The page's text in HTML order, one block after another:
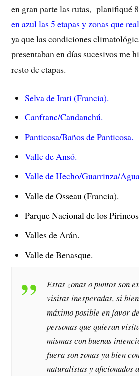
en gran parte las rutas, planifiqué
en azul las 5 etapas y zonas que
ya que las condiciones
presentaban en días sucesivos me
resto de etapas.
Selva de Irati (Francia).
Canfranc/Candanchú.
Panticosa/Baños de Panticosa.
Valle de Ansó.
Valle de Hecho/Guarrinza/
Valle de Osseau (Francia).
Parque Nacional de los
Valles de Arán.
Valle de Benasque.
Estas zonas o puntos son
visitas inesperadas, si
máximo posible en favor
personas que quieran
mismas con buenas
fuera son zonas ya bien
naturalistas y aficionados